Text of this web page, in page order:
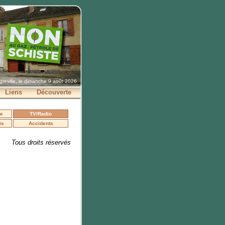
le dimanche 9 août 2026
Liens Découverte
TV/Radio
Accidents
Tous droits réservés